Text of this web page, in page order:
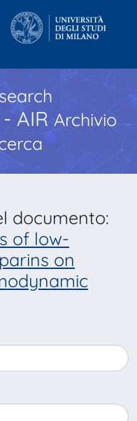
- AIR Archivio
documento:
of low-
on